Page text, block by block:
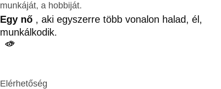
munkáját, a hobbiját.
Egy nő , aki egyszerre több vonalon halad, él,
munkálkodik.
Elérhetőség